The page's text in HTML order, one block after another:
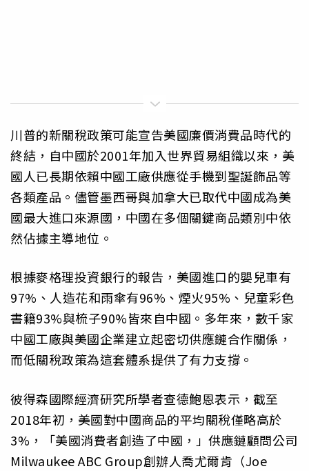
川普的新關稅政策可能宣告美國廉價消費品時代的
終結，自中國於2001年加入世界貿易組織以來，美
國人已長期依賴中國工廠供應從手機到聖誕飾品等
各類產品。儘管墨西哥與加拿大已取代中國成為美
國最大進口來源國，中國在多個關鍵商品類別中依
然佔據主導地位。
根據麥格理投資銀行的報告，美國進口的嬰兒車有
97%、人造花和雨傘有96%、煙火95%、兒童彩色
書籍93%與梳子90%皆來自中國。多年來，數千家
中國工廠與美國企業建立起密切供應鏈合作關係，
而低關稅政策為這套體系提供了有力支撐。
彼得森國際經濟研究所學者查德鮑恩表示，截至
2018年初，美國對中國商品的平均關稅僅略高於
3%，「美國消費者創造了中國，」供應鏈顧問公司
Milwaukee ABC Group創辦人喬尤爾肯（Joe